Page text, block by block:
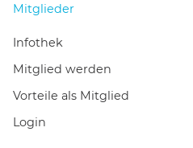
Mitglieder
Infothek
Mitglied werden
Vorteile als Mitglied
Login